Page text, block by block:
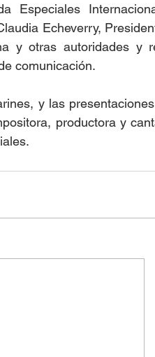
Especiales
Echeverry,
y otras autoridades y
comunicación.
y las
productora y